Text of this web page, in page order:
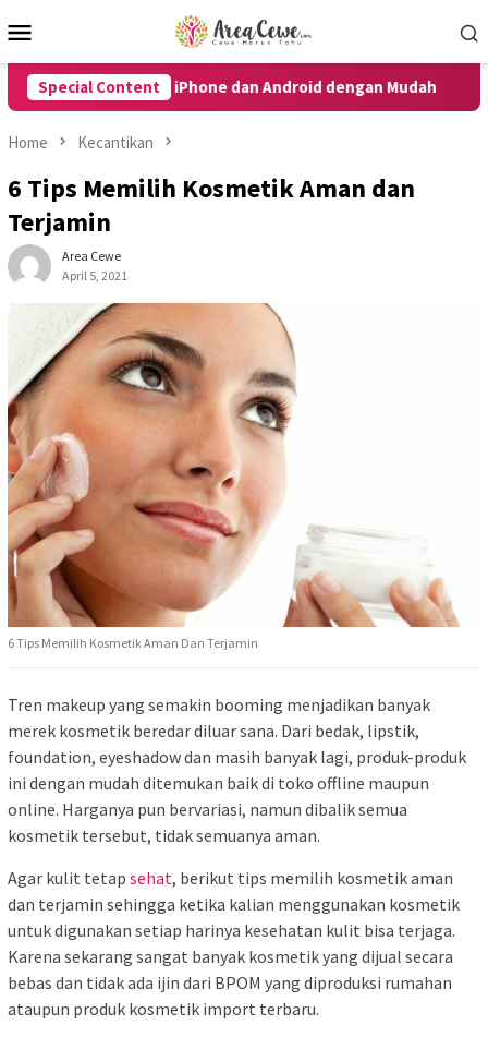
to
Menu
Special Content
untuk iPhone dan Android dengan Mudah 10 Cara
Home Kecantikan
6 Tips Memilih Kosmetik Aman dan
Terjamin
Area Cewe
April 5, 2021
6 Tips Memilih Kosmetik Aman Dan Terjamin
Tren makeup yang semakin booming menjadikan banyak
merek kosmetik beredar diluar sana. Dari bedak, lipstik,
foundation, eyeshadow dan masih banyak lagi, produk-produk
ini dengan mudah ditemukan baik di toko offline maupun
online. Harganya pun bervariasi, namun dibalik semua
kosmetik tersebut, tidak semuanya aman.
Agar kulit tetap sehat, berikut tips memilih kosmetik aman
dan terjamin sehingga ketika kalian menggunakan kosmetik
untuk digunakan setiap harinya kesehatan kulit bisa terjaga.
Karena sekarang sangat banyak kosmetik yang dijual secara
bebas dan tidak ada ijin dari BPOM yang diproduksi rumahan
ataupun produk kosmetik import terbaru.